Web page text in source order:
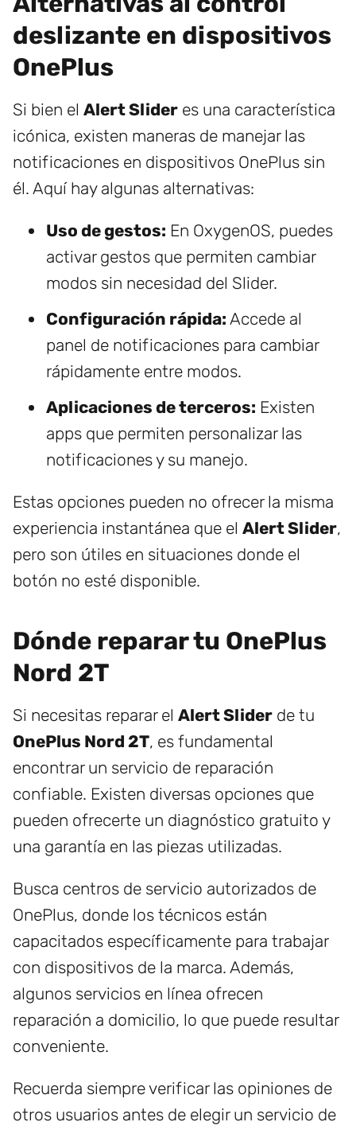
deslizante en dispositivos
OnePlus
Si bien el Alert Slider es una característica
icónica, existen maneras de manejar las
notificaciones en dispositivos OnePlus sin
él. Aquí hay algunas alternativas:
Uso de gestos: En OxygenOS, puedes
activar gestos que permiten cambiar
modos sin necesidad del Slider.
Configuración rápida: Accede al
panel de notificaciones para cambiar
rápidamente entre modos.
Aplicaciones de terceros: Existen
apps que permiten personalizar las
notificaciones y su manejo.
Estas opciones pueden no ofrecer la misma
experiencia instantánea que el Alert Slider,
pero son útiles en situaciones donde el
botón no esté disponible.
Dónde reparar tu OnePlus
Nord 2T
Si necesitas reparar el Alert Slider de tu
OnePlus Nord 2T, es fundamental
encontrar un servicio de reparación
confiable. Existen diversas opciones que
pueden ofrecerte un diagnóstico gratuito y
una garantía en las piezas utilizadas.
Busca centros de servicio autorizados de
OnePlus, donde los técnicos están
capacitados específicamente para trabajar
con dispositivos de la marca. Además,
algunos servicios en línea ofrecen
reparación a domicilio, lo que puede resultar
conveniente.
Recuerda siempre verificar las opiniones de
otros usuarios antes de elegir un servicio de